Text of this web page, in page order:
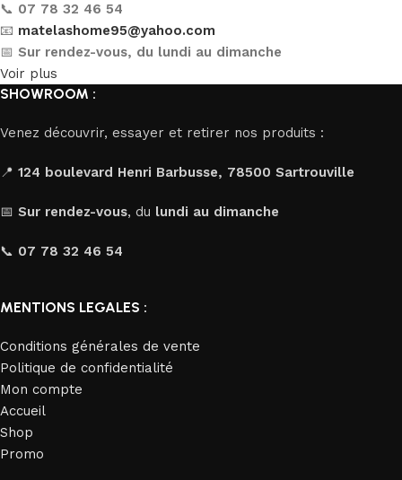
📞 07 78 32 46 54
📧 matelashome95@yahoo.com
📅 Sur rendez-vous, du lundi au dimanche
Voir plus
SHOWROOM :
Venez découvrir, essayer et retirer nos produits :
📍 124 boulevard Henri Barbusse, 78500 Sartrouville
📅 Sur rendez-vous, du lundi au dimanche
📞 07 78 32 46 54
MENTIONS LEGALES :
Conditions générales de vente
Politique de confidentialité
Mon compte
Accueil
Shop
Promo